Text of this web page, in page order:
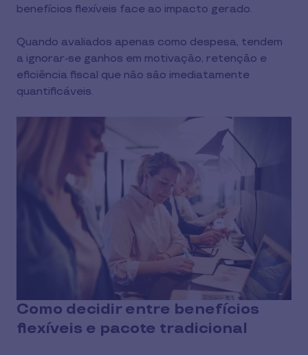
benefícios flexíveis face ao impacto gerado.
Quando avaliados apenas como despesa, tendem
a ignorar-se ganhos em motivação, retenção e
eficiência fiscal que não são imediatamente
quantificáveis.
Como decidir entre benefícios
flexíveis e pacote tradicional